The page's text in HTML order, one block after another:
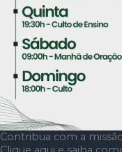
Contribua com a